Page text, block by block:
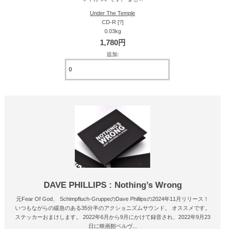
Under The Temple
CD-R [?]
0.03kg
1,780円
追加:
DAVE PHILLIPS : Nothing’s Wrong
元Fear Of God、 Schimpfluch-GruppeのDave Phillipsの2024年11月リリース！
いつもながらの緩急のある35分半のアクショニズムサウンド。 オススメです。
ステッカーおまけします。 2022年6月から9月にかけて録音され、2022年9月23
日に映画館ベルヴ...